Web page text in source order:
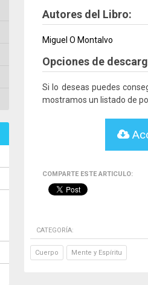
Autores del Libro:
Miguel O Montalvo
Opciones de
Si lo deseas puedes
mostramos un listado de
COMPARTE ESTE ARTICULO:
CATEGORÍA:
Cuerpo Mente y Espíritu